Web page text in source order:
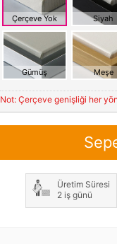
Çerçeve Yok Siyah
Gümüş Meşe
Not: Çerçeve genişliği her
Üretim Süresi
2 iş günü